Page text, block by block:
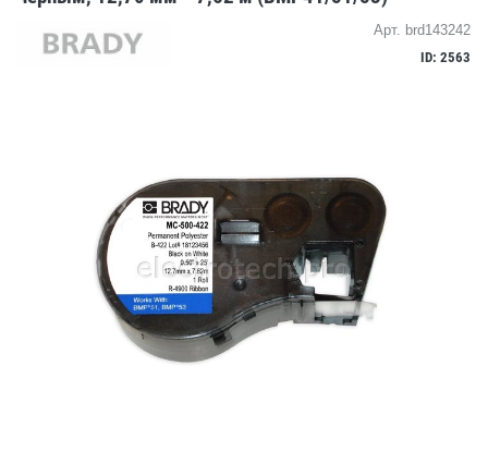
Арт. brd143242
ID: 2563